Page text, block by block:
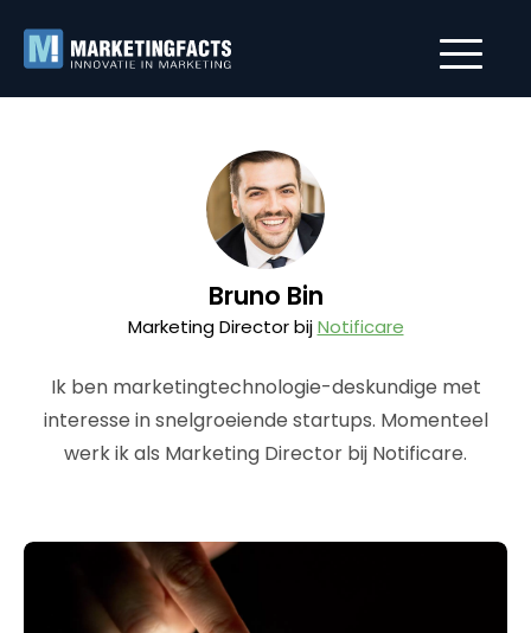
Bruno Bin
Marketing Director bijNotificare
Ik ben marketingtechnologie-deskundige met
interesse in snelgroeiende startups. Momenteel
werk ik als Marketing Director bij Notificare.